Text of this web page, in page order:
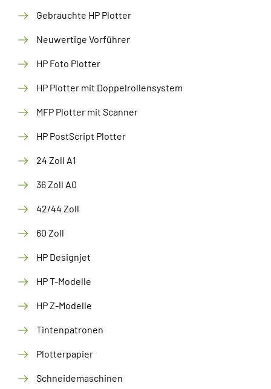
Gebrauchte HP Plotter
Neuwertige Vorführer
HP Foto Plotter
HP Plotter mit Doppelrollensystem
MFP Plotter mit Scanner
HP PostScript Plotter
24 Zoll A1
36 Zoll A0
42/44 Zoll
60 Zoll
HP Designjet
HP T-Modelle
HP Z-Modelle
Tintenpatronen
Plotterpapier
Schneidemaschinen